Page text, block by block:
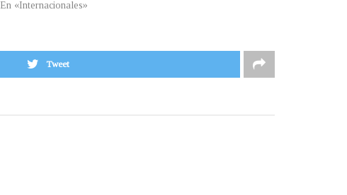
En «Internacionales»
Tweet